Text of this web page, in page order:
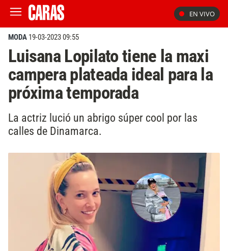
EN VIVO
MODA 19-03-2023 09:55
Luisana Lopilato tiene la maxi
campera plateada ideal para la
próxima temporada
La actriz lució un abrigo súper cool por las
calles de Dinamarca.